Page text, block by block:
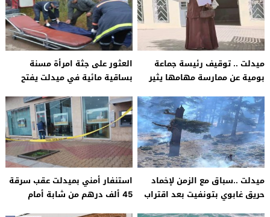
ميدلت .. توقيف رئيسة جماعة
بومية عن ممارسة مهامها يثير
التفاصيل
العثور على جثة امرأة مسنة
بساقية مائية في ميدلت يفتح
ميدلت ..سباق مع الزمن لإخماد
حريق غابوي بتونفيت بعد اقتراب
استنفار أمني بميدلت عقب سرقة
45 ألف درهم من شابة أمام